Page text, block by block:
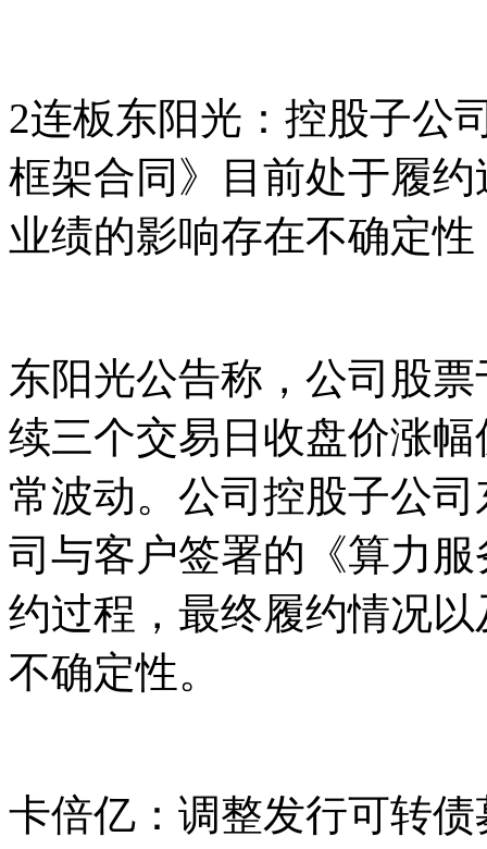
2连板东阳光：控股子公
框架合同》目前处于履
业绩的影响存在不确定性
东阳光公告称，公司股
续三个交易日收盘价涨
常波动。公司控股子公
司与客户签署的《算力
约过程，最终履约情况
不确定性。
卡倍亿：调整发行可转